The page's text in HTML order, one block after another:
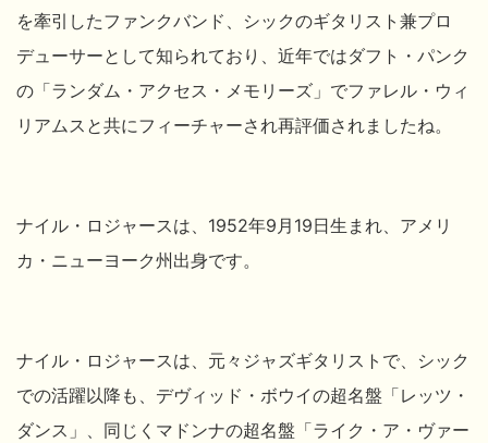
を牽引したファンクバンド、シックのギタリスト兼プロ
デューサーとして知られており、近年ではダフト・パンク
の「ランダム・アクセス・メモリーズ」でファレル・ウィ
リアムスと共にフィーチャーされ再評価されましたね。
ナイル・ロジャースは、1952年9月19日生まれ、アメリ
カ・ニューヨーク州出身です。
ナイル・ロジャースは、元々ジャズギタリストで、シック
での活躍以降も、デヴィッド・ボウイの超名盤「レッツ・
ダンス」、同じくマドンナの超名盤「ライク・ア・ヴァー